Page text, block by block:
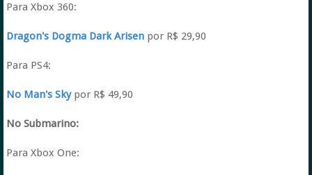
Para Xbox 360:
Dragon's Dogma Dark Arisenpor R$ 29,90
Para PS4:
No Man's Skypor R$ 49,90
No Submarino:
Para Xbox One: